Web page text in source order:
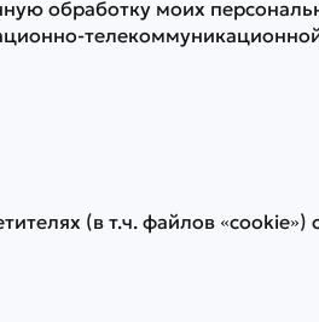
обработку моих
(в т.ч. файлов